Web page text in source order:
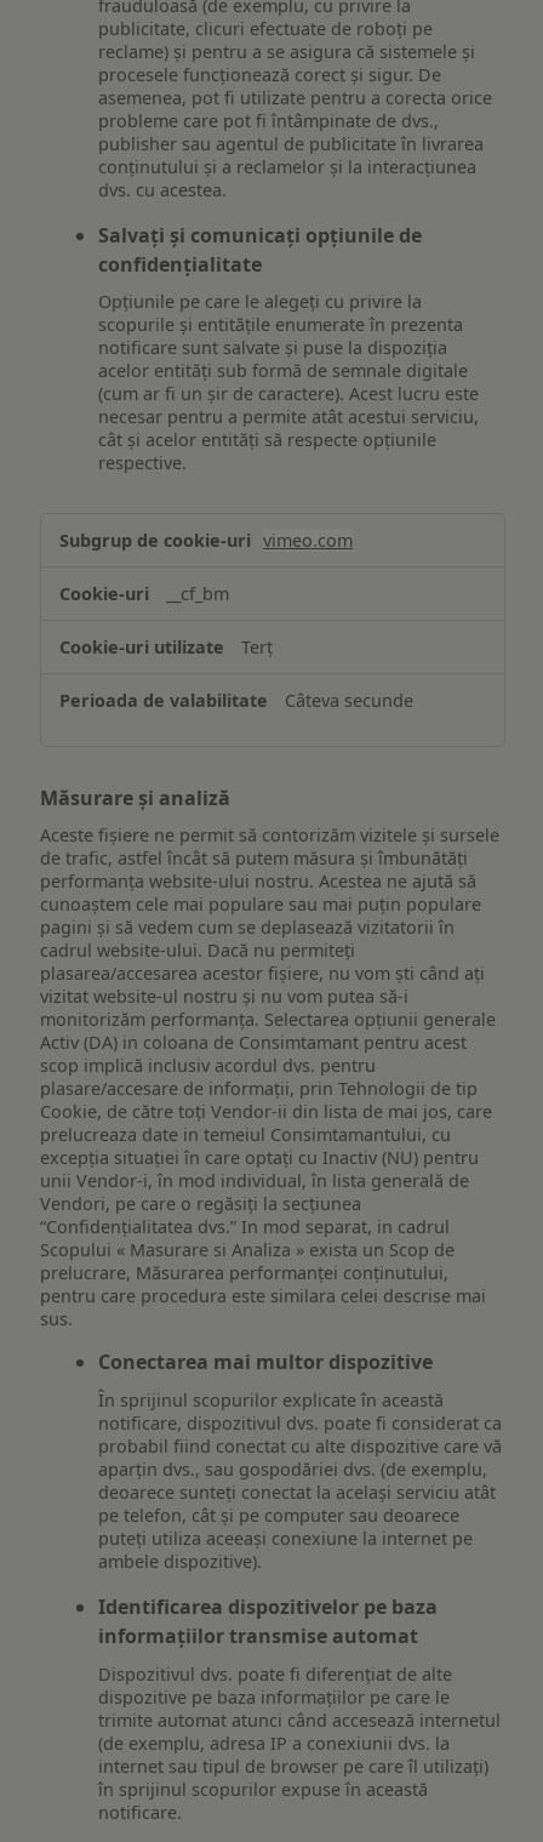
frauduloasă (de exemplu, cu privire la
publicitate, clicuri efectuate de roboți pe
reclame) și pentru a se asigura că sistemele și
procesele funcționează corect și sigur. De
asemenea, pot fi utilizate pentru a corecta orice
probleme care pot fi întâmpinate de dvs.,
publisher sau agentul de publicitate în livrarea
conținutului și a reclamelor și la interacțiunea
dvs. cu acestea.
Salvați și comunicați opțiunile de
confidențialitate
Opțiunile pe care le alegeți cu privire la
scopurile și entitățile enumerate în prezenta
notificare sunt salvate și puse la dispoziția
acelor entități sub formă de semnale digitale
(cum ar fi un șir de caractere). Acest lucru este
necesar pentru a permite atât acestui serviciu,
cât și acelor entități să respecte opțiunile
respective.
Asigurarea
funcționalităților
website-
ului
vimeo.com
__cf_bm
Terț
Câteva secunde
Măsurare și analiză
Aceste fișiere ne permit să contorizăm vizitele și sursele
de trafic, astfel încât să putem măsura și îmbunătăți
performanța website-ului nostru. Acestea ne ajută să
cunoaștem cele mai populare sau mai puțin populare
pagini și să vedem cum se deplasează vizitatorii în
cadrul website-ului. Dacă nu permiteți
plasarea/accesarea acestor fișiere, nu vom ști când ați
vizitat website-ul nostru și nu vom putea să-i
monitorizăm performanța. Selectarea opțiunii generale
Activ (DA) in coloana de Consimtamant pentru acest
scop implică inclusiv acordul dvs. pentru
plasare/accesare de informații, prin Tehnologii de tip
Cookie, de către toți Vendor-ii din lista de mai jos, care
prelucreaza date in temeiul Consimtamantului, cu
excepția situației în care optați cu Inactiv (NU) pentru
unii Vendor-i, în mod individual, în lista generală de
Vendori, pe care o regăsiți la secțiunea
“Confidențialitatea dvs.” In mod separat, in cadrul
Scopului « Masurare si Analiza » exista un Scop de
prelucrare, Măsurarea performanței conținutului,
pentru care procedura este similara celei descrise mai
sus.
Conectarea mai multor dispozitive
În sprijinul scopurilor explicate în această
notificare, dispozitivul dvs. poate fi considerat ca
probabil fiind conectat cu alte dispozitive care vă
aparțin dvs., sau gospodăriei dvs. (de exemplu,
deoarece sunteți conectat la același serviciu atât
pe telefon, cât și pe computer sau deoarece
puteți utiliza aceeași conexiune la internet pe
ambele dispozitive).
Identificarea dispozitivelor pe baza
informațiilor transmise automat
Dispozitivul dvs. poate fi diferențiat de alte
dispozitive pe baza informațiilor pe care le
trimite automat atunci când accesează internetul
(de exemplu, adresa IP a conexiunii dvs. la
internet sau tipul de browser pe care îl utilizați)
în sprijinul scopurilor expuse în această
notificare.